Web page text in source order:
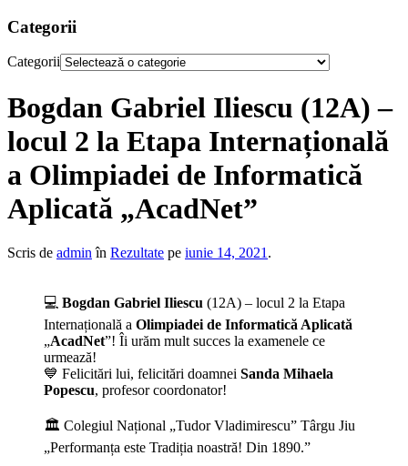
Categorii
Categorii
Bogdan Gabriel Iliescu (12A) –
locul 2 la Etapa Internațională
a Olimpiadei de Informatică
Aplicată „AcadNet”
Scris de admin în Rezultate pe iunie 14, 2021 .
💻 Bogdan Gabriel Iliescu (12A) – locul 2 la Etapa
Internațională a Olimpiadei de Informatică Aplicată
„AcadNet”! Îi urăm mult succes la examenele ce
urmează!
💙 Felicitări lui, felicitări doamnei Sanda Mihaela
Popescu, profesor coordonator!
🏛 Colegiul Național „Tudor Vladimirescu” Târgu Jiu
„Performanța este Tradiția noastră! Din 1890.”